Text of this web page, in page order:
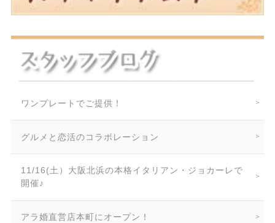
ワンプレートでご提供！
グルメと恋活のコラボレーション
11/16(土）大阪北浜の本格イタリアン・ジョカーレで
開催♪
アラ婚直営店本町にオープン！